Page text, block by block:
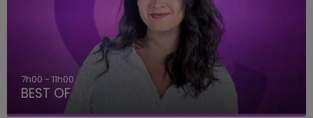
7h00 - 11h00
BEST OF